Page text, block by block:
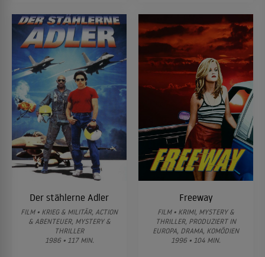
Der stählerne Adler
FILM • KRIEG & MILITÄR, ACTION
& ABENTEUER, MYSTERY &
THRILLER
1986 • 117 MIN.
Freeway
FILM • KRIMI, MYSTERY &
THRILLER, PRODUZIERT IN
EUROPA, DRAMA, KOMÖDIEN
1996 • 104 MIN.